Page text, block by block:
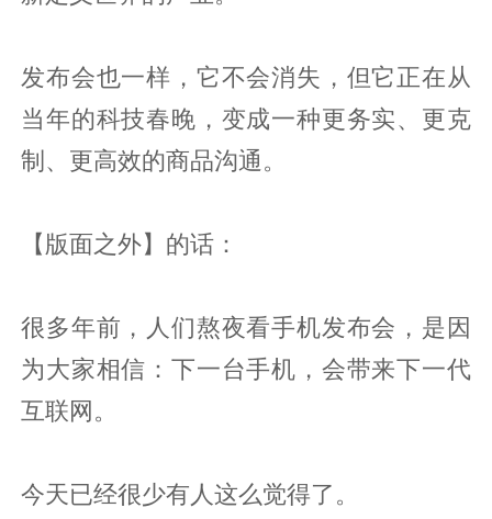
发布会也一样，它不会消失，但它正在从
当年的科技春晚，变成一种更务实、更克
制、更高效的商品沟通。
【版面之外】的话：
很多年前，人们熬夜看手机发布会，是因
为大家相信：下一台手机，会带来下一代
互联网。
今天已经很少有人这么觉得了。